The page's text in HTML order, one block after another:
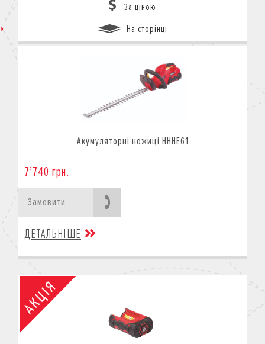
За ціною
На сторінці
Акумуляторні ножиці HHHE61
7’740 грн.
Замовити
ДЕТАЛЬНІШЕ